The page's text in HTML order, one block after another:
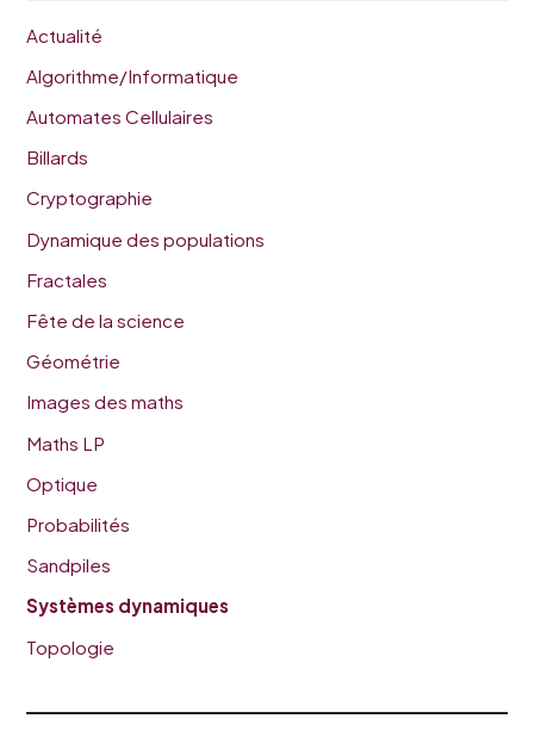
Actualité
Algorithme/Informatique
Automates Cellulaires
Billards
Cryptographie
Dynamique des populations
Fractales
Fête de la science
Géométrie
Images des maths
Maths LP
Optique
Probabilités
Sandpiles
Systèmes dynamiques
Topologie